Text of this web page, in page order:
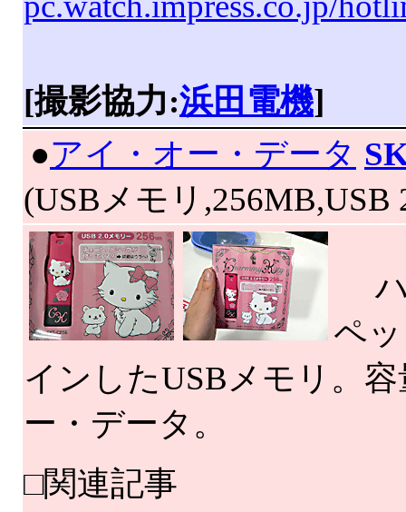
[撮影協力:浜田電機]
●アイ・オー・データ
(USBメモリ,256MB,USB
ハ
ペ
インしたUSBメモリ。
ー・データ。
□関連記事